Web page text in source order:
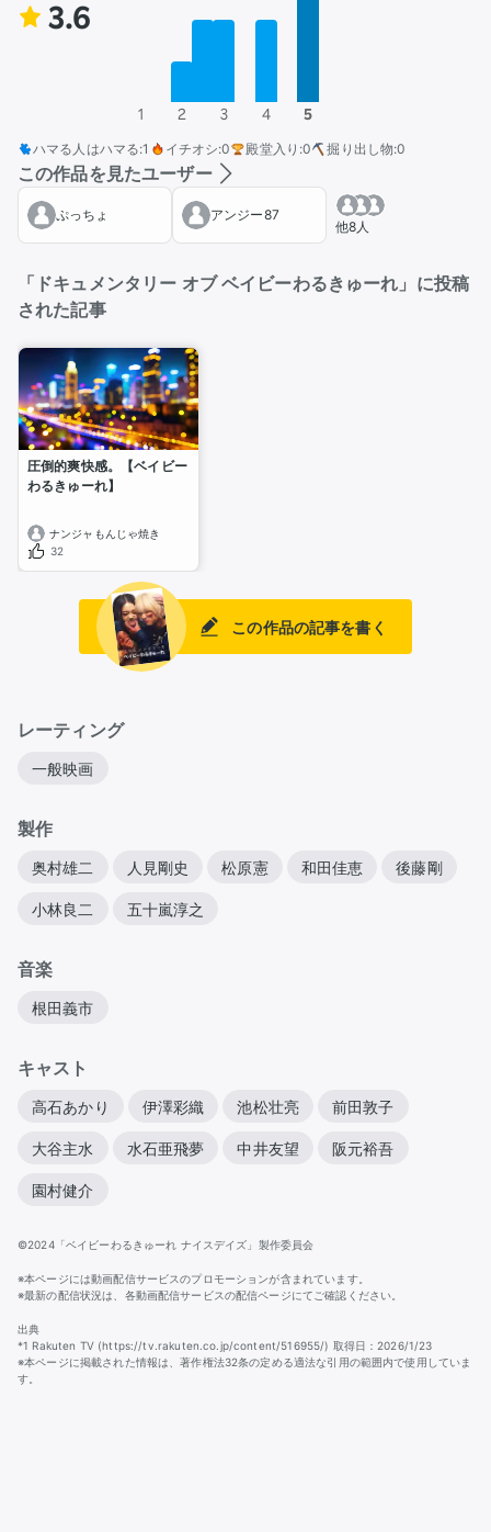
3.6
1 2 3 4 5
ハマる人はハマる:1 イチオシ:0 殿堂入り :0 掘り出し物:0
この作品を見たユーザー
ぷっちょ アンジー87
他8人
「ドキュメンタリー オブ ベイビーわるきゅーれ」に投稿
された記事
圧倒的爽快感。【ベイビー
わるきゅーれ】
ナンジャもんじゃ焼き
32
この作品の記事を書く
レーティング
一般映画
製作
奥村雄二 人見剛史 松原憲 和田佳恵 後藤剛
小林良二 五十嵐淳之
音楽
根田義市
キャスト
高石あかり 伊澤彩織 池松壮亮 前田敦子
大谷主水 水石亜飛夢 中井友望 阪元裕吾
園村健介
©2024「ベイビーわるきゅーれ ナイスデイズ」製作委員会
※本ページには動画配信サービスのプロモーションが含まれています。
※最新の配信状況は、各動画配信サービスの配信ページにてご確認ください。
出典
*1 Rakuten TV (https://tv.rakuten.co.jp/content/516955/) 取得日：2026/1/23
※本ページに掲載された情報は、著作権法32条の定める適法な引用の範囲内で使用していま
す。